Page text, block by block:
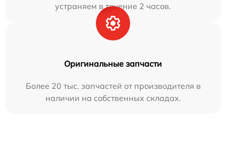
устраняем в течение 2 часов.
Оригинальные запчасти
Более 20 тыс. запчастей от производителя в
наличии на собственных складах.